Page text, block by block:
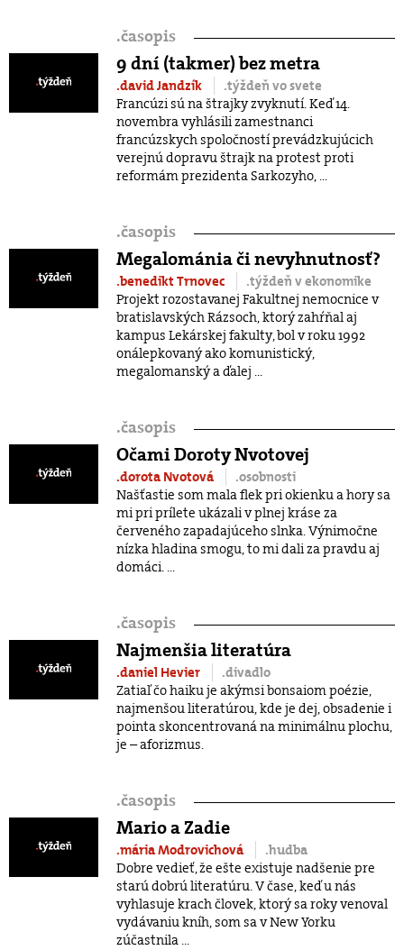
.časopis
9 dní (takmer) bez metra
.david Jandzík
.týždeň vo svete
Francúzi sú na štrajky zvyknutí. Keď 14.
novembra vyhlásili zamestnanci
francúzskych spoločností prevádzkujúcich
verejnú dopravu štrajk na protest proti
reformám prezidenta Sarkozyho, ...
.časopis
Megalománia či nevyhnutnosť?
.benedikt Trnovec
.týždeň v ekonomike
Projekt rozostavanej Fakultnej nemocnice v
bratislavských Rázsoch, ktorý zahŕňal aj
kampus Lekárskej fakulty, bol v roku 1992
onálepkovaný ako komunistický,
megalomanský a ďalej ...
.časopis
Očami Doroty Nvotovej
.dorota Nvotová
.osobnosti
Našťastie som mala flek pri okienku a hory sa
mi pri prílete ukázali v plnej kráse za
červeného zapadajúceho slnka. Výnimočne
nízka hladina smogu, to mi dali za pravdu aj
domáci. ...
.časopis
Najmenšia literatúra
.daniel Hevier
.divadlo
Zatiaľ čo haiku je akýmsi bonsaiom poézie,
najmenšou literatúrou, kde je dej, obsadenie i
pointa skoncentrovaná na minimálnu plochu,
je – aforizmus.
.časopis
Mario a Zadie
.mária Modrovichová
.hudba
Dobre vedieť, že ešte existuje nadšenie pre
starú dobrú literatúru. V čase, keď u nás
vyhlasuje krach človek, ktorý sa roky venoval
vydávaniu kníh, som sa v New Yorku
zúčastnila ...